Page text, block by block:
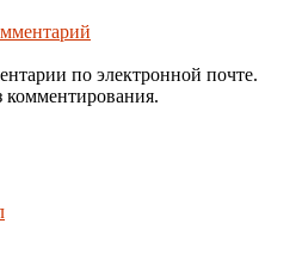
по электронной почте.
комментирования.